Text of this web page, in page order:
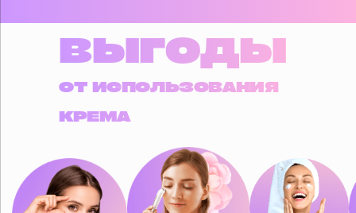
ВЫГОДЫ
ОТ ИСПОЛЬЗОВАНИЯ
КРЕМА